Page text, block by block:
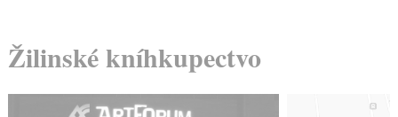
Žilinské kníhkupectvo